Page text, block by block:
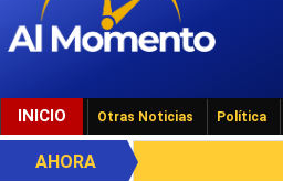
INICIO Otras Noticias Política
AHORA